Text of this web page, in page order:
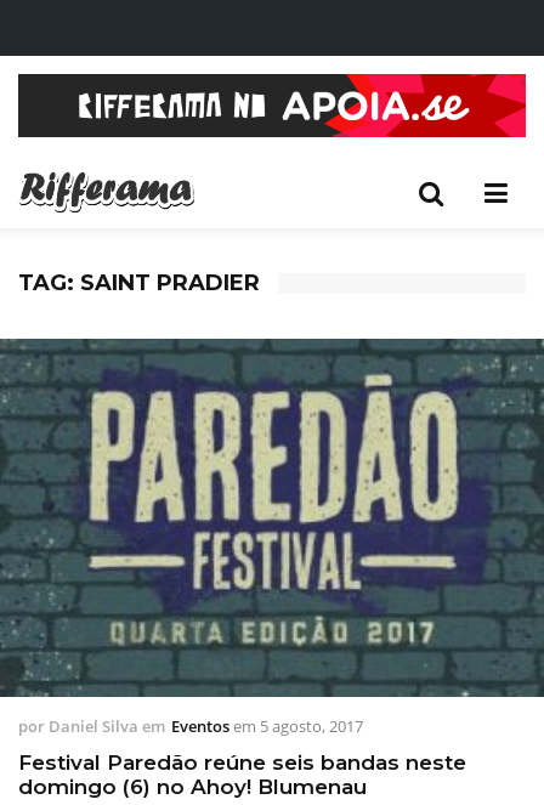
TAG: SAINT PRADIER
por Daniel Silva em Eventosem 5 agosto, 2017
Festival Paredão reúne seis bandas neste
domingo (6) no Ahoy! Blumenau